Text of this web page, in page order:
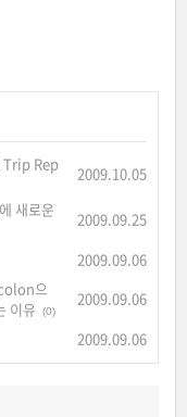
Rep
2009.10.05
새로운
2009.09.25
2009.09.06
으
이유
(0)
2009.09.06
2009.09.06